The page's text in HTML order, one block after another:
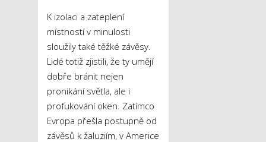
K izolaci a zateplení
místností v minulosti
sloužily také těžké závěsy.
Lidé totiž zjistili, že ty umějí
dobře bránit nejen
pronikání světla, ale i
profukování oken. Zatímco
Evropa přešla postupně od
závěsů k žaluziím, v Americe